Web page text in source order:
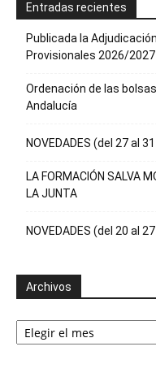
Entradas recientes
Publicada la
Provisionales 2026/2027
Ordenación de las
Andalucía
NOVEDADES (del 27 al
LA FORMACIÓN SALVA
LA JUNTA
NOVEDADES (del 20 al
Archivos
Archivos